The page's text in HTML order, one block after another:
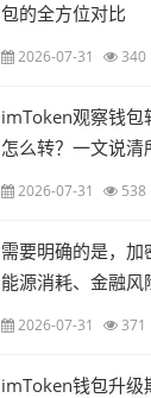
包的全方位对比
2026-07-31 340
imToken观察钱包
怎么转？一文说清
2026-07-31 538
需要明确的是，
能源消耗、金融
管规定，且相关操
此类内容的详细指
2026-07-31 371
imToken钱包升级